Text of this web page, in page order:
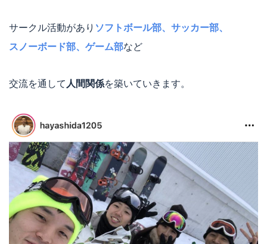
サークル活動があり ソフトボール部、サッカー部、
スノーボード部、ゲーム部など
交流を通して 人間関係を築いていきます。